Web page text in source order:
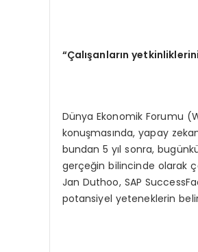
“Çalışanların
Dünya Ekonomik Forumu
konuşmasında, yapay
bundan 5 yıl sonra,
gerçeğin bilincinde olarak
Jan Duthoo, SAP
potansiyel yeteneklerin